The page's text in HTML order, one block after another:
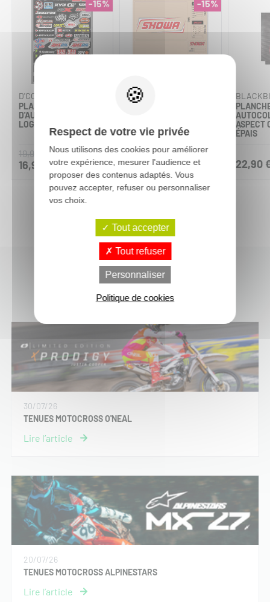
-15%
D'COR
PLANCHE
D'AUTOCOLLANTS MX
LOGOS
19,95 €
16,96 €
-15%
D'COR
PACK
ROUGE
29,95 €
25,46 €
ASPECT
ÉPAIS
22,90
Dernières actus moto-cross
30/07/26
TENUES MOTOCROSS O'NEAL
20/07/26
TENUES MOTOCROSS ALPINESTARS
Respect de votre vie privée
Nous utilisons des cookies pour améliorer
votre expérience, mesurer l'audience et
proposer des contenus adaptés. Vous
pouvez accepter, refuser ou personnaliser
vos choix.
Tout accepter
Tout refuser
Personnaliser
Politique de cookies